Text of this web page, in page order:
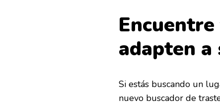
adapten a
Si estás buscando un
nuevo buscador de